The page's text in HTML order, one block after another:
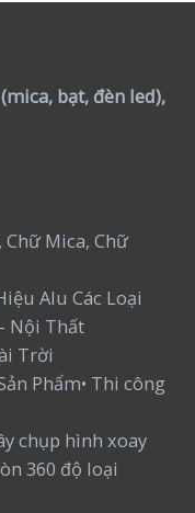
bạt, đèn led),
Chữ Mica, Chữ
Alu Các Loại
Nội Thất
Trời
Phẩm• Thi công
chụp hình xoay
360 độ loại